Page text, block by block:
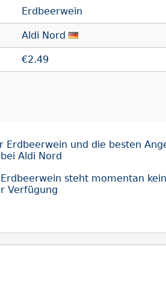
Erdbeerwein
Aldi Nord
€2.49
Erdbeerwein und die besten
Aldi Nord
steht momentan
Verfügung